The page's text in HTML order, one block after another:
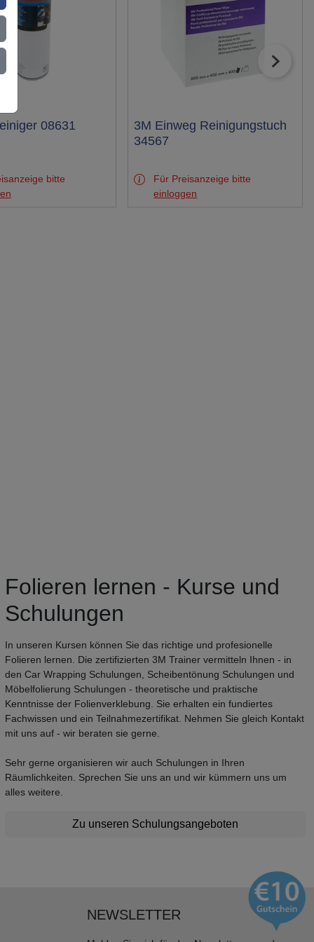
08631
bitte
Test
3M Einweg Reinigungstuch
34567
Für Preisanzeige bitte
einloggen
Folieren lernen - Kurse und
Schulungen
In unseren Kursen können Sie das richtige und profesionelle
Folieren lernen. Die zertifizierten 3M Trainer vermitteln Ihnen - in
den Car Wrapping Schulungen, Scheibentönung Schulungen und
Möbelfolierung Schulungen - theoretische und praktische
Kenntnisse der Folienverklebung. Sie erhalten ein fundiertes
Fachwissen und ein Teilnahmezertifikat. Nehmen Sie gleich Kontakt
mit uns auf - wir beraten sie gerne.
Sehr gerne organisieren wir auch Schulungen in Ihren
Räumlichkeiten. Sprechen Sie uns an und wir kümmern uns um
alles weitere.
Zu unseren Schulungsangeboten
NEWSLETTER